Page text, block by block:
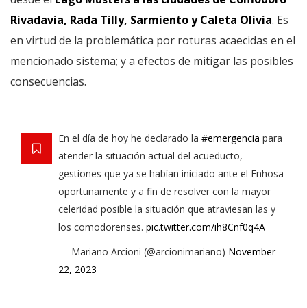
Rivadavia, Rada Tilly, Sarmiento y Caleta Olivia. Es
en virtud de la problemática por roturas acaecidas en el
mencionado sistema; y a efectos de mitigar las posibles
consecuencias.
En el día de hoy he declarado la #emergencia para
atender la situación actual del acueducto,
gestiones que ya se habían iniciado ante el Enhosa
oportunamente y a fin de resolver con la mayor
celeridad posible la situación que atraviesan las y
los comodorenses. pic.twitter.com/ih8Cnf0q4A
— Mariano Arcioni (@arcionimariano) November
22, 2023